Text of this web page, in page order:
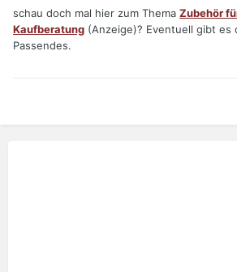
schau doch mal hier zum Thema Zubehör
Kaufberatung (Anzeige)? Eventuell gibt es
Passendes.